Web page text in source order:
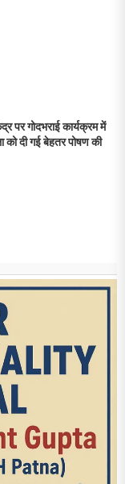
पर गोदभराई कार्यक्रम में
को दी गई बेहतर पोषण की